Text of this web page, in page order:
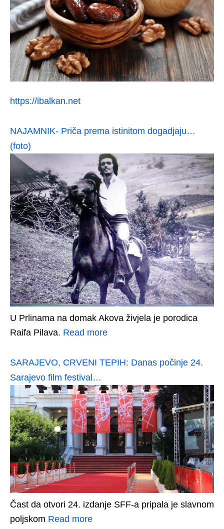
https://ibalkan.net
NAJAMNIK- Priča prema istinitom dogadjaju…
(foto)
U Prlinama na domak Akova živjela je porodica
Raifa Pilava. Read more
SARAJEVO, CRVENI TEPIH: Danas počinje 24.
Sarajevo film festival…
Čast da otvori 24. izdanje SFF-a pripala je slavnom
poljskom Read more